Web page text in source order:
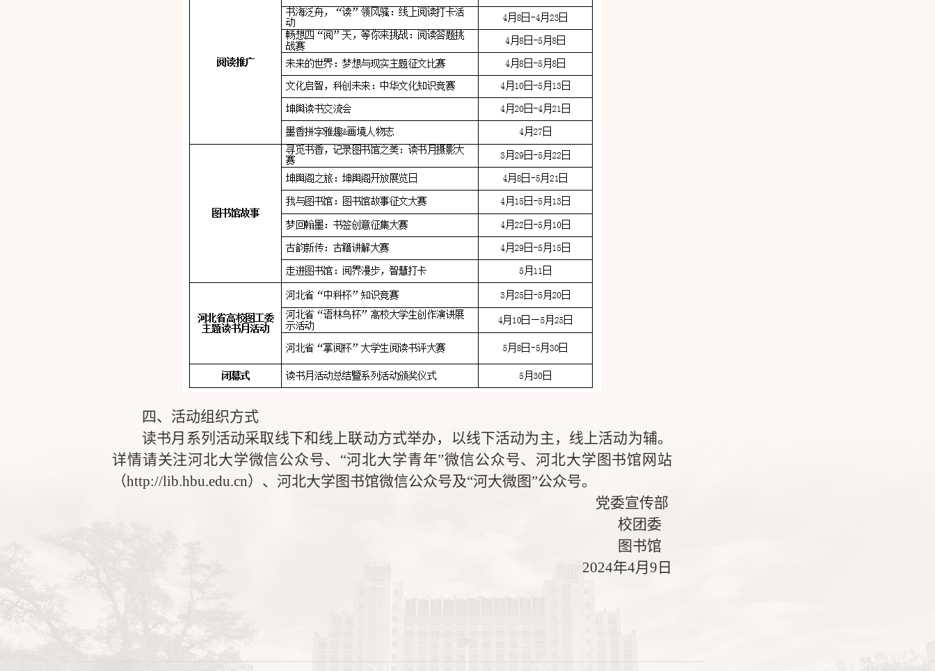
四、活动组织方式
读书月系列活动采取线下和线上联动方式举办，以线下活动为主，线上活动为辅。
详情请关注河北大学微信公众号、“河北大学青年”微信公众号、河北大学图书馆网站
（http://lib.hbu.edu.cn）、河北大学图书馆微信公众号及“河大微图”公众号。
党委宣传部
校团委
图书馆
2024年4月 9 日